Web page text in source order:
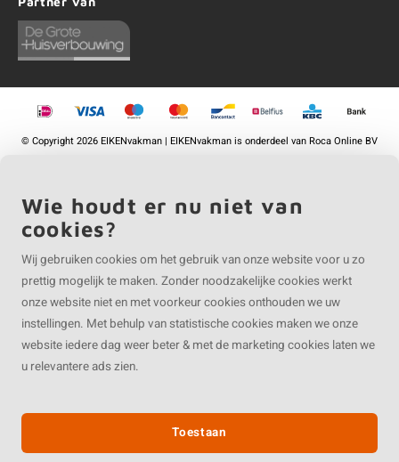
©Copyright2026 EIKENvakman | EIKENvakman is onderdeel vanRoca Online BV
Wie houdt er nu niet van
cookies?
Wij gebruiken cookies om het gebruik van onze website voor u zo
prettig mogelijk te maken. Zonder noodzakelijke cookies werkt
onze website niet en met voorkeur cookies onthouden we uw
instellingen. Met behulp van statistische cookies maken we onze
website iedere dag weer beter & met de marketing cookies laten we
u relevantere ads zien.
Toestaan